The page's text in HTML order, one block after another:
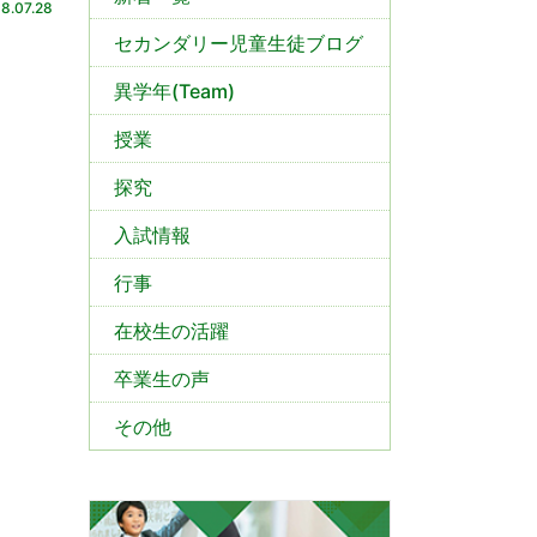
セカンダリー児童生徒ブログ
異学年(Team)
授業
探究
入試情報
行事
在校生の活躍
卒業生の声
その他